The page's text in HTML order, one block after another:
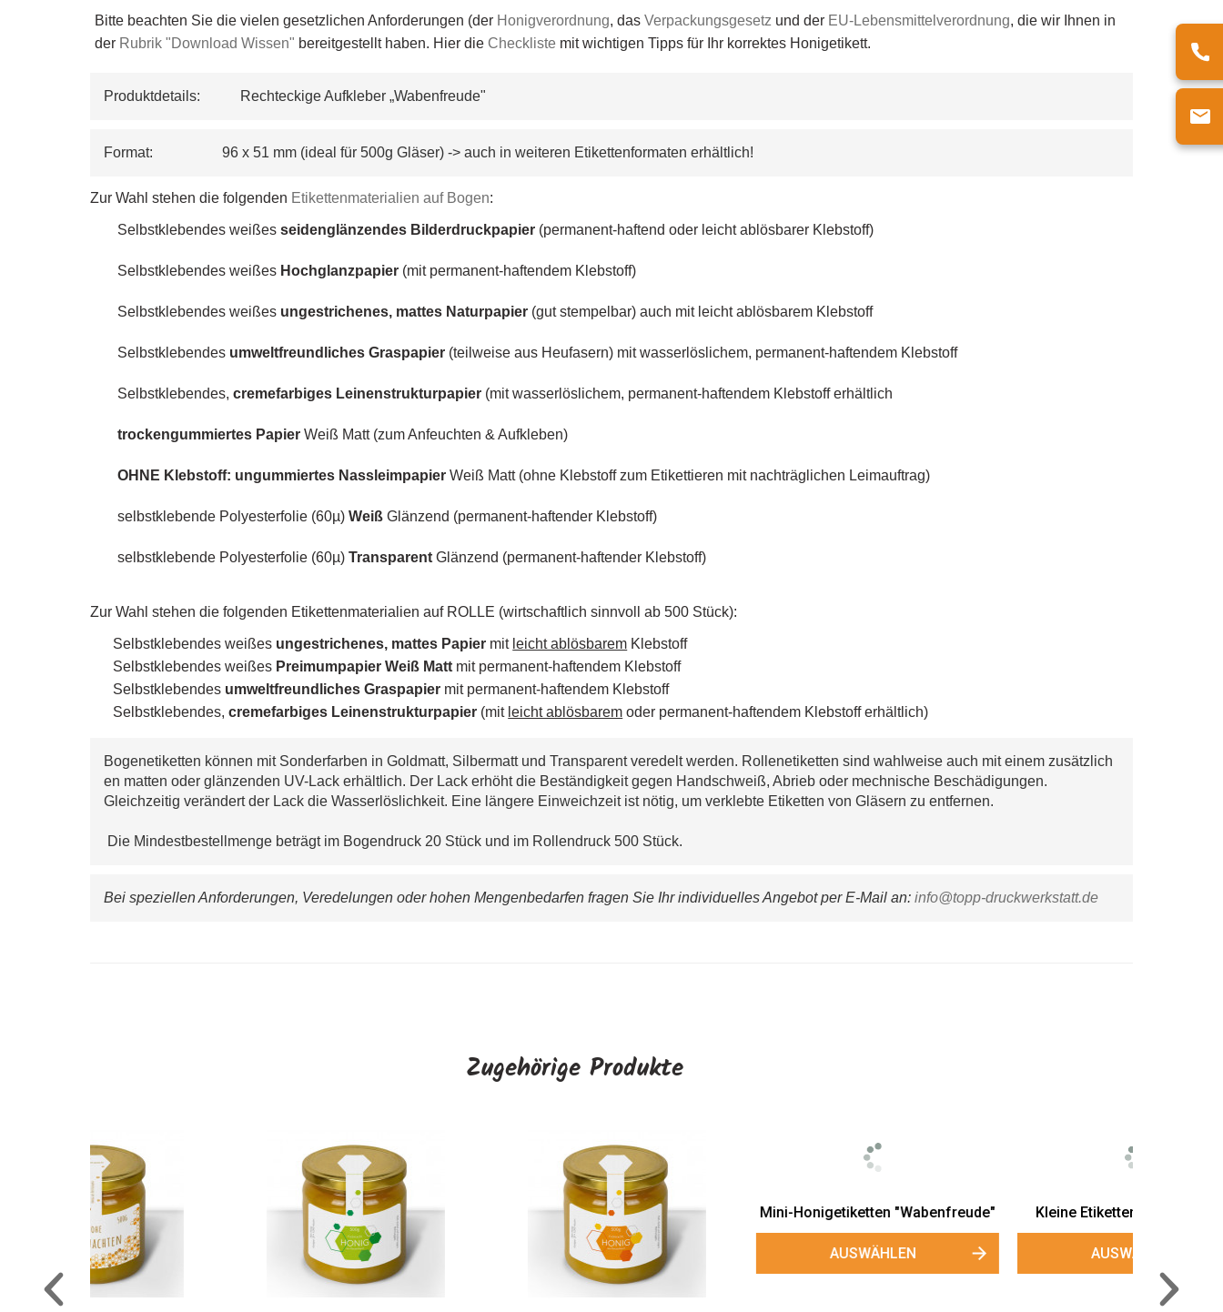
Bitte beachten Sie die vielen gesetzlichen Anforderungen (der Honigverordnung, dasVerpackungsgesetz und der EU-Lebensmittelverordnung, die wir Ihnen in
der Rubrik "Download Wissen" bereitgestellt haben. Hier die Checkliste mit wichtigen Tipps für Ihr korrektes Honigetikett.
Produktdetails:           Rechteckige Aufkleber „Wabenfreude"
Format:                   96 x 51 mm (ideal für 500g Gläser) -> auch in weiteren Etikettenformaten erhältlich!
Zur Wahl stehen die folgenden Etikettenmaterialien auf Bogen:
Selbstklebendes weißesseidenglänzendes Bilderdruckpapier (permanent-haftend oder leicht ablösbarer Klebstoff)
Selbstklebendes weißes Hochglanzpapier (mit permanent-haftendem Klebstoff)
Selbstklebendes weißes ungestrichenes, mattes Naturpapier (gut stempelbar) auch mit leicht ablösbarem Klebstoff
Selbstklebendes umweltfreundliches Graspapier (teilweise aus Heufasern) mit wasserlöslichem, permanent-haftendem Klebstoff
Selbstklebendes,cremefarbiges Leinenstrukturpapier (mit wasserlöslichem, permanent-haftendem Klebstoff erhältlich
trockengummiertes Papier Weiß Matt (zum Anfeuchten & Aufkleben)
OHNE Klebstoff: ungummiertes Nassleimpapier Weiß Matt (ohne Klebstoff zum Etikettieren mit nachträglichen Leimauftrag)
selbstklebende Polyesterfolie (60µ)Weiß Glänzend (permanent-haftender Klebstoff)
selbstklebende Polyesterfolie (60µ)Transparent Glänzend (permanent-haftender Klebstoff)
Zur Wahl stehen die folgenden Etikettenmaterialien auf ROLLE (wirtschaftlich sinnvoll ab 500 Stück):
Selbstklebendes weißes ungestrichenes, mattes Papier mit leicht ablösbarem Klebstoff
Selbstklebendes weißes Preimumpapier Weiß Matt mit permanent-haftendem Klebstoff
Selbstklebendes umweltfreundliches Graspapier mit permanent-haftendem Klebstoff
Selbstklebendes,cremefarbiges Leinenstrukturpapier (mit leicht ablösbarem oder permanent-haftendem Klebstoff erhältlich)
Bogenetiketten können mit Sonderfarben in Goldmatt, Silbermatt und Transparent veredelt werden. Rollenetiketten sind wahlweise auch mit einem zusätzlich
en matten oder glänzenden UV-Lack erhältlich. Der Lack erhöht die Beständigkeit gegen Handschweiß, Abrieb oder mechnische Beschädigungen.
Gleichzeitig verändert der Lack die Wasserlöslichkeit. Eine längere Einweichzeit ist nötig, um verklebte Etiketten von Gläsern zu entfernen.
Die Mindestbestellmenge beträgt im Bogendruck 20 Stück und im Rollendruck 500 Stück.
Bei speziellen Anforderungen, Veredelungen oder hohen Mengenbedarfen fragen Sie Ihr individuelles Angebot per E-Mail an: info@topp-druckwerkstatt.de
Zugehörige Produkte
Transparente Honigetiketten
"Waben"
AUSWÄHLEN